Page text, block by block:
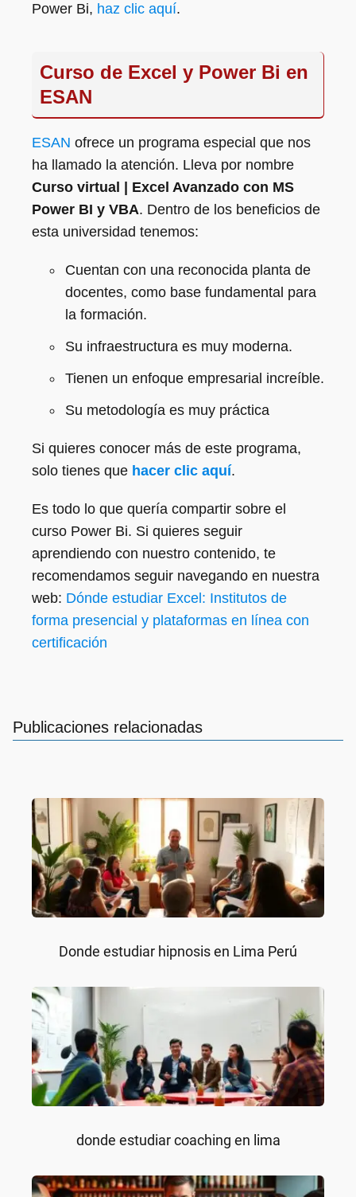
Power Bi, haz clic aquí.
Curso de Excel y Power Bi en
ESAN
ESAN ofrece un programa especial que nos
ha llamado la atención. Lleva por nombre
Curso virtual | Excel Avanzado con MS
Power BI y VBA. Dentro de los beneficios de
esta universidad tenemos:
Cuentan con una reconocida planta de
docentes, como base fundamental para
la formación.
Su infraestructura es muy moderna.
Tienen un enfoque empresarial increíble.
Su metodología es muy práctica
Si quieres conocer más de este programa,
solo tienes que hacer clic aquí.
Es todo lo que quería compartir sobre el
curso Power Bi. Si quieres seguir
aprendiendo con nuestro contenido, te
recomendamos seguir navegando en nuestra
web: Dónde estudiar Excel: Institutos de
forma presencial y plataformas en línea con
certificación
Publicaciones relacionadas
Donde estudiar hipnosis en Lima Perú
donde estudiar coaching en lima